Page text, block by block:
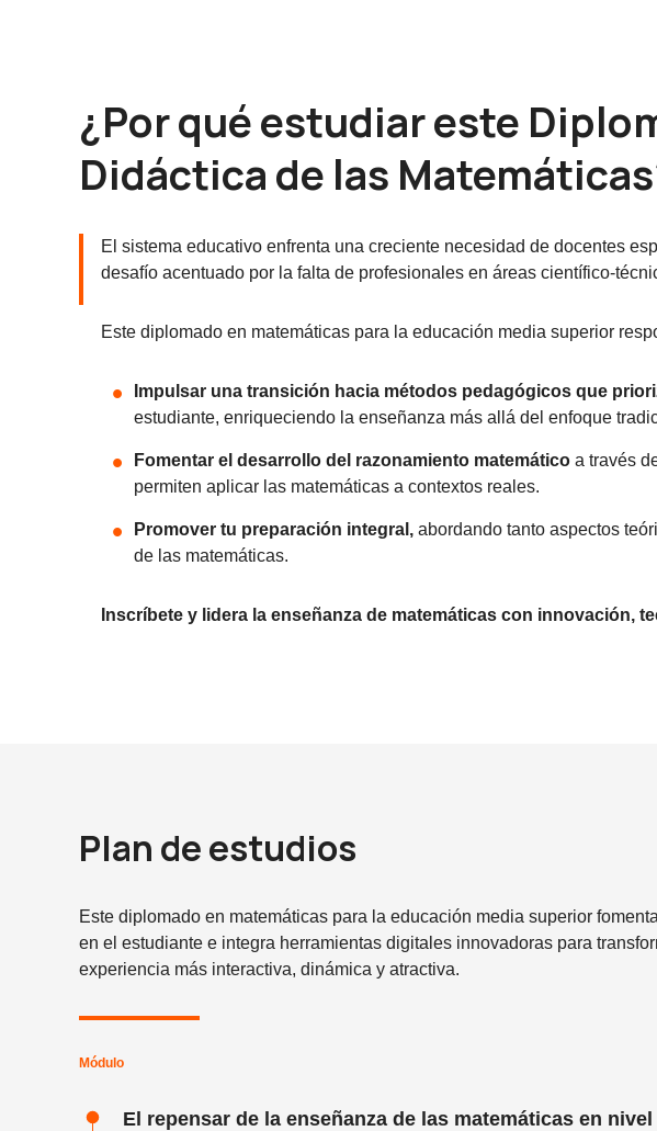
¿Por qué estudiar este
Didáctica de las
El sistema educativo enfrenta una creciente necesidad de docentes
desafío acentuado por la falta de profesionales en áreas científico-
Este diplomado en matemáticas para la educación media superior
Impulsar una transición hacia métodos pedagógicos que
estudiante, enriqueciendo la enseñanza más allá del enfoque
Fomentar el desarrollo del razonamiento matemático a través
permiten aplicar las matemáticas a contextos reales.
Promover tu preparación integral, abordando tanto aspectos
de las matemáticas.
Inscríbete y lidera la enseñanza de matemáticas con innovación,
Plan de estudios
Este diplomado en matemáticas para la educación media superior
en el estudiante e integra herramientas digitales innovadoras para
experiencia más interactiva, dinámica y atractiva.
Módulo
El repensar de la enseñanza de las matemáticas en